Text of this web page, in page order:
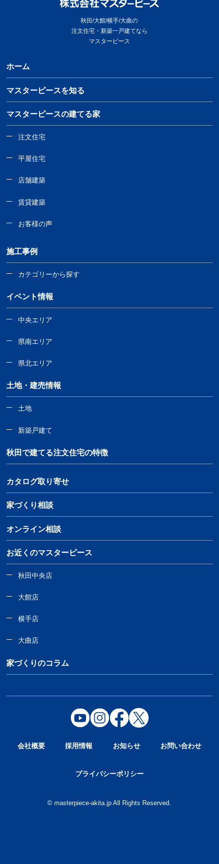
秋田/大館/横手/大曲の
注文住宅・新築一戸建てなら
マスターピース
ホーム
マスターピースを知る
マスターピースの建てる家
注文住宅
平屋住宅
店舗建築
賃貸建築
お客様の声
施工事例
カテゴリーから探す
イベント情報
中央エリア
県南エリア
県北エリア
土地・建売情報
土地
新築戸建て
秋田で建てる注文住宅の特徴
カタログ取り寄せ
家づくり相談
オンライン相談
お近くのマスターピース
秋田中央店
大館店
横手店
大曲店
家づくりのコラム
会社概要 採用情報 お知らせ お問い合わせ
プライバシーポリシー
© masterpiece-akita.jp All Rights Reserved.